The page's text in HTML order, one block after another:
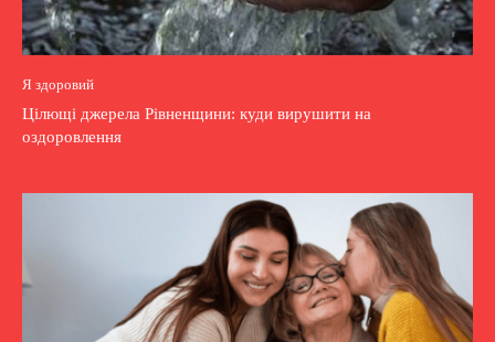
Я здоровий
Цілющі джерела Рівненщини: куди вирушити на
оздоровлення